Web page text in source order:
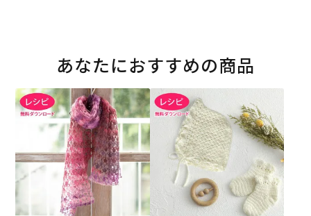
あなたにおすすめの商品